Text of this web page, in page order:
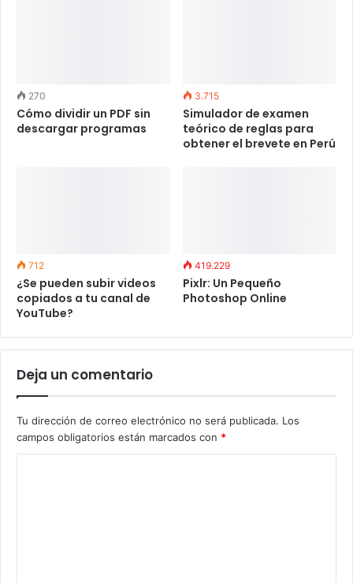
270
Cómo dividir un PDF sin
descargar programas
3.715
Simulador de examen
teórico de reglas para
obtener el brevete en Perú
712
¿Se pueden subir videos
copiados a tu canal de
YouTube?
419.229
Pixlr: Un Pequeño
Photoshop Online
Deja un comentario
Tu dirección de correo electrónico no será publicada. Los
campos obligatorios están marcados con *